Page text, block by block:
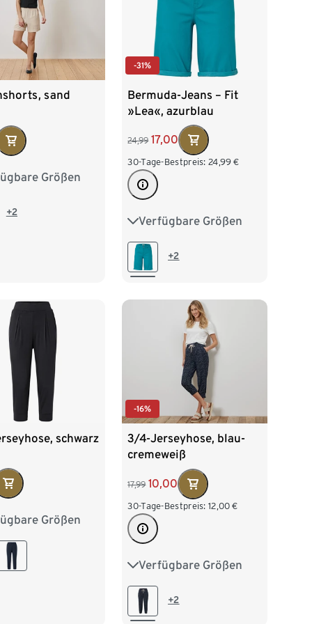
sand
Größen
38 40 42
46
+2
-31%
Bermuda-Jeans – Fit
»Lea«, azurblau
24,99 17,00
30-Tage-Bestpreis: 24,99 €
Verfügbare Größen
36 38 40 42
44 46
+2
schwarz
Größen
M 40/42
-16%
3/4-Jerseyhose, blau-
cremeweiß
17,99 10,00
30-Tage-Bestpreis: 12,00 €
Verfügbare Größen
S 36/38 M 40/42
L 44/46+2